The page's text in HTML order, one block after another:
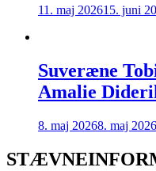
11. maj 202615. juni
Suveræne
Amalie
8. maj 20268. maj 2026